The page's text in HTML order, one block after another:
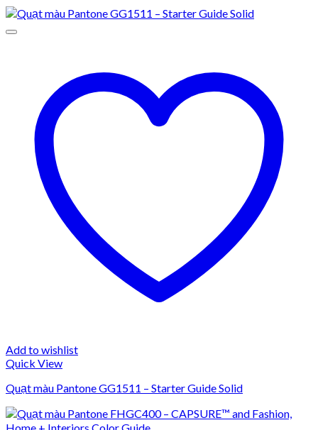
Add to wishlist
Quick View
Quạt màu Pantone GG1511 – Starter Guide Solid